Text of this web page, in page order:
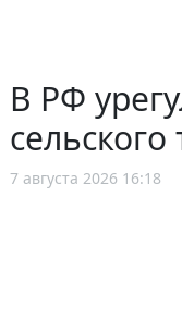
В РФ
сельского
7 августа 2026 16:18